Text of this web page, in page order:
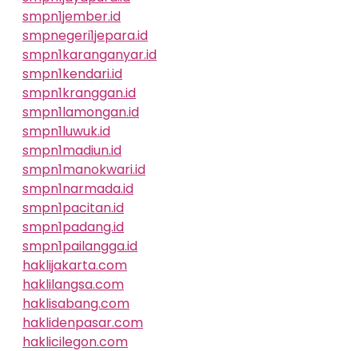
smpn1jember.id
smpnegeri1jepara.id
smpn1karanganyar.id
smpn1kendari.id
smpn1kranggan.id
smpn1lamongan.id
smpn1luwuk.id
smpn1madiun.id
smpn1manokwari.id
smpn1narmada.id
smpn1pacitan.id
smpn1padang.id
smpn1pailangga.id
haklijakarta.com
haklilangsa.com
haklisabang.com
haklidenpasar.com
haklicilegon.com